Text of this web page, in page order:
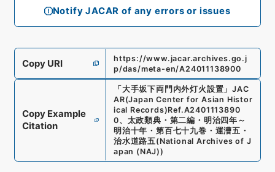
Notify JACAR of any errors or issues
Copy URI
https://www.jacar.archives.go.j
p/das/meta-en/A24011138900
Copy Example
Citation
「大手坂下両門内外灯火設置 」JAC
AR(Japan Center for Asian Histor
ical Records)Ref.A2401113890
0、 太政類典・第二編・明治四年～
明治十年・第百七十九巻・運漕五・
治水道路五(National Archives of J
apan (NAJ))